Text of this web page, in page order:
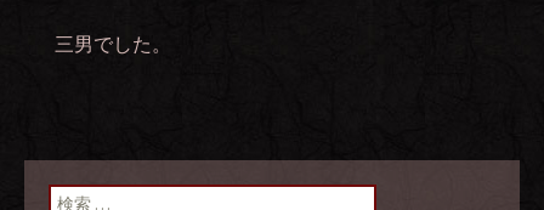
三男でした。
検索: